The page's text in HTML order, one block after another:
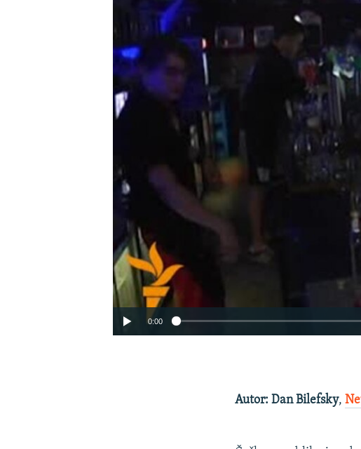
GENOCID U SREBRENICI
TRI DECENIJE OD RATA U BIH
NASTANAK I RASPAD JUGOSLAVIJE
0:00
Autor: Dan Bilefsky,